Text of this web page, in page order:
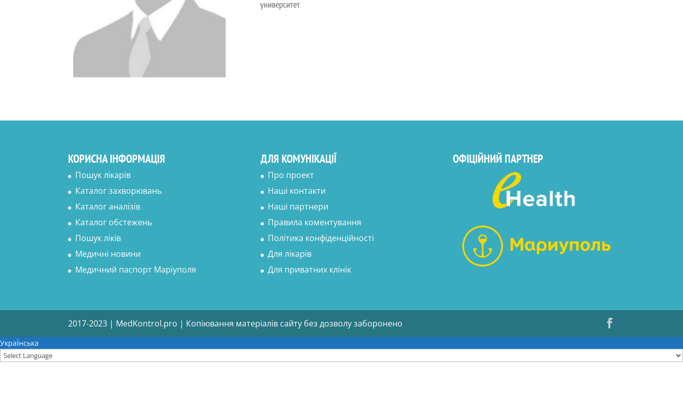
университет
КОРИСНА ІНФОРМАЦІЯ
Пошук лікарів
Каталог захворювань
Каталог аналізів
Каталог обстежень
Пошук ліків
Медичні новини
Медичний паспорт Маріуполя
ДЛЯ КОМУНІКАЦІЇ
Про проект
Наші контакти
Наші партнери
Правила коментування
Політика конфіденційності
Для лікарів
Для приватних клінік
ОФІЦІЙНИЙ ПАРТНЕР
2017-2023 | MedKontrol.pro | Копіювання матеріалів сайту без дозволу заборонено
УкраЇнська